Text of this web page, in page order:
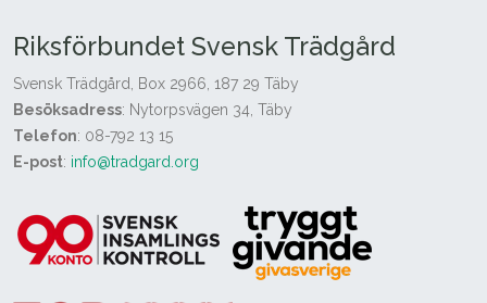
Riksförbundet Svensk Trädgård
Svensk Trädgård, Box 2966, 187 29 Täby
Besöksadress: Nytorpsvägen 34, Täby
Telefon: 08-792 13 15
E-post: info@tradgard.org